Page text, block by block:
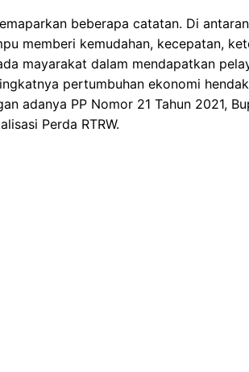
beberapa catatan. Di
memberi kemudahan, kecepatan,
mayarakat dalam mendapatkan
pertumbuhan ekonomi
adanya PP Nomor 21 Tahun 2021,
Perda RTRW.